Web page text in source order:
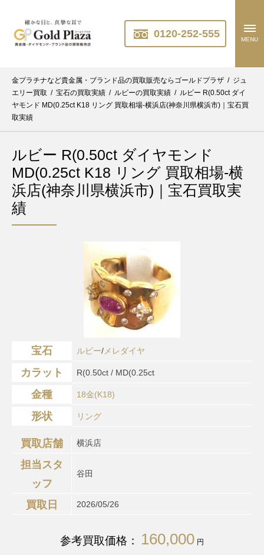
0120-252-555 MENU
金プラチナなど貴金属・ブランド品の買取販売ならゴールドプラザ / ジュ
エリー買取 / 宝石の買取実績 / ルビーの買取実績 / ルビー R(0.50ct ダイ
ヤモンド MD(0.25ct K18 リング 買取相場-横浜店(神奈川県横浜市)｜宝石買
取実績
ルビー R(0.50ct ダイヤモンド
MD(0.25ct K18 リング 買取相場-横
浜店(神奈川県横浜市)｜宝石買取実
績
宝石 ルビー/メレダイヤ
カラット R(0.50ct / MD(0.25ct
金種 18金(K18)
形状 リング
買取店舗 横浜店
担当スタ
ッフ
谷田
買取日 2026/05/26
参考買取価格： 160,000 円